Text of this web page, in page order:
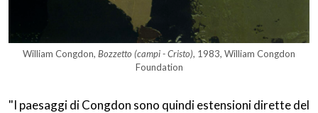
William Congdon, Bozzetto (campi - Cristo), 1983, William Congdon
Foundation
"I paesaggi di Congdon sono quindi estensioni dirette del